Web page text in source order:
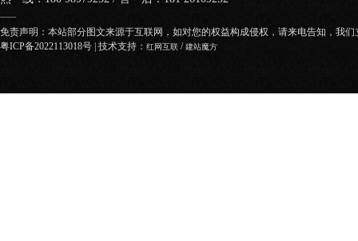
——
免责声明：本站部分图文来源于互联网，如对您的权益构成侵权，请来电告知，我们
粤ICP备2022113018号 | 技术支持： 红网互联 /建站魔方